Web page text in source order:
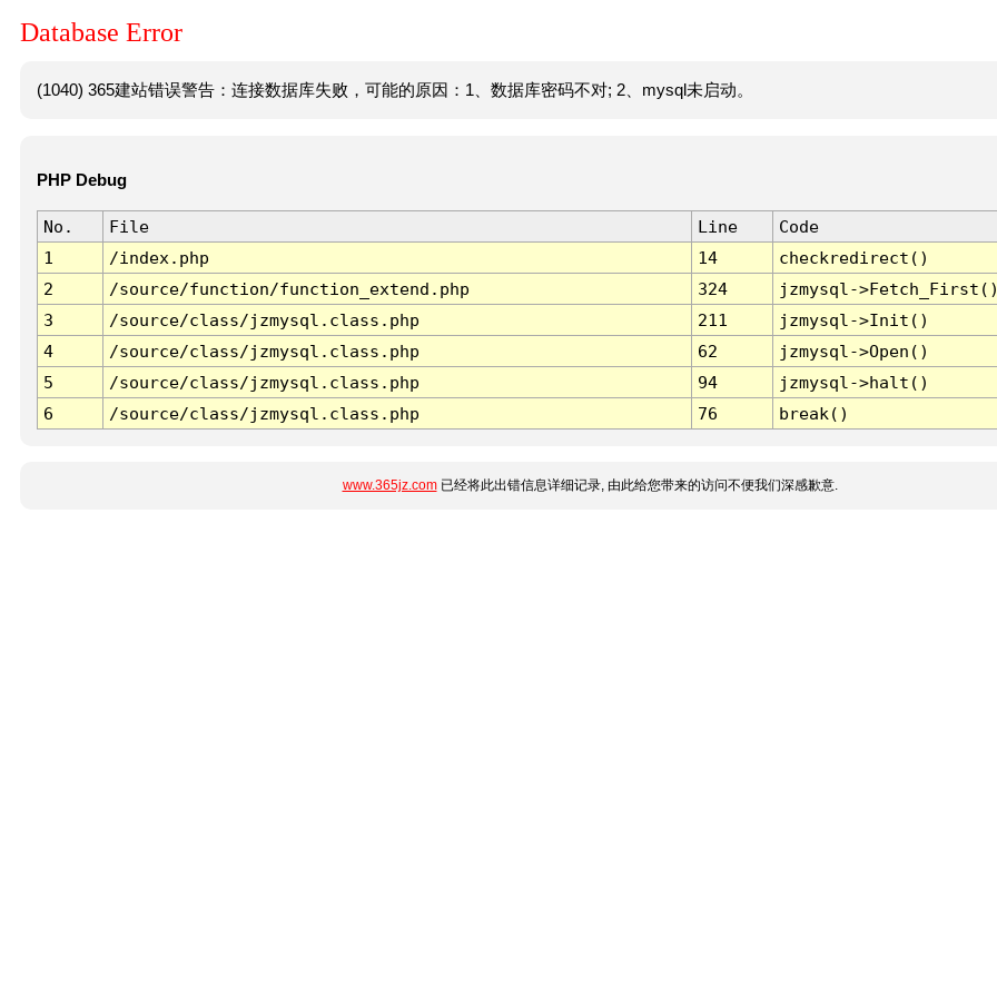
Database Error
(1040) 365建站错误警告：连接数据库失败，可能的原因：1、数据库密码不对; 2、mysql未启动。
PHP Debug
No. File Line
Code
1
/index.php 14
checkredirect()
2
/source/function/function_extend.php 324
jzmysql-
3
/source/class/jzmysql.class.php 211
jzmysql->Init()
4
/source/class/jzmysql.class.php 62
jzmysql->Open()
5
/source/class/jzmysql.class.php 94
jzmysql->halt()
6
/source/class/jzmysql.class.php 76 break()
www.365jz.com已经将此出错信息详细记录, 由此给您带来的访问不便我们深感歉意.